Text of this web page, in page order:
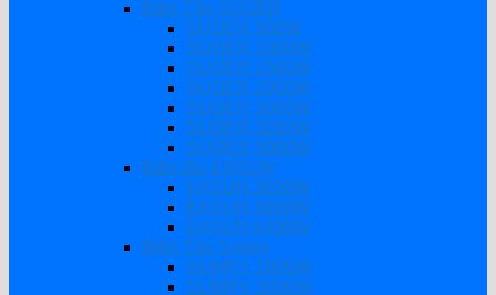
Biến Tần SUOER
SUOER 500W
SUOER 1000W
SUOER 1500W
SUOER 2000W
SUOER 3000W
SUOER 3200W
SUOER 5000W
Biến tần EASUN
EASUN 3000W
EASUN 3800W
EASUN 6200W
Biến Tần Sumry
SUMRY 1800W
SUMRY 3000W